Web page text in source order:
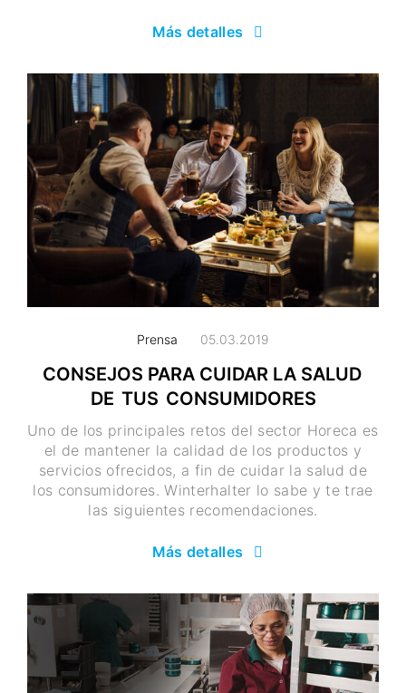
Más detalles
Prensa 05.03.2019
CONSEJOS PARA CUIDAR LA SALUD
DE TUS CONSUMIDORES
Uno de los principales retos del sector Horeca es
el de mantener la calidad de los productos y
servicios ofrecidos, a fin de cuidar la salud de
los consumidores. Winterhalter lo sabe y te trae
las siguientes recomendaciones.
Más detalles